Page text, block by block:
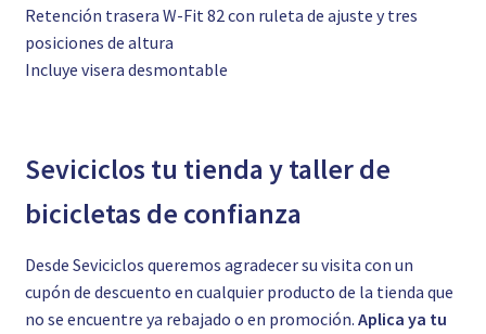
Retención trasera W-Fit 82 con ruleta de ajuste y tres
posiciones de altura
Incluye visera desmontable
Seviciclos tu tienda y taller de
bicicletas de confianza
Desde Seviciclos queremos agradecer su visita con un
cupón de descuento en cualquier producto de la tienda que
no se encuentre ya rebajado o en promoción. Aplica ya tu